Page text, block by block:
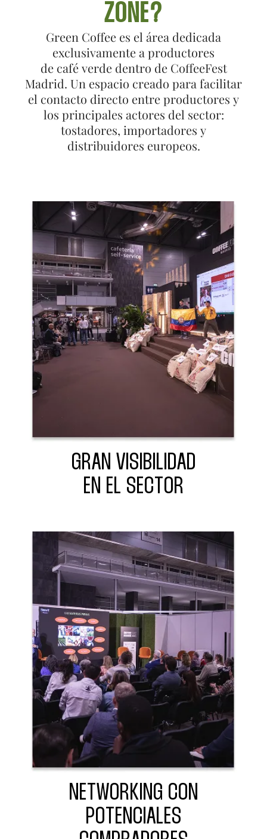
ZONE?
Green Coffee es el área dedicada
exclusivamente a productores
de café verde dentro de CoffeeFest
Madrid. Un espacio creado para facilitar
el contacto directo entre productores y
los principales actores del sector:
tostadores, importadores y
distribuidores europeos.
GRAN VISIBILIDAD
EN EL SECTOR
NETWORKING CON
POTENCIALES